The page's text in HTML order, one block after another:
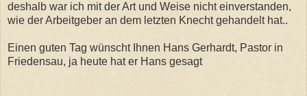
deshalb war ich mit der Art und Weise nicht einverstanden,
wie der Arbeitgeber an dem letzten Knecht gehandelt hat..
Einen guten Tag wünscht Ihnen Hans Gerhardt, Pastor in
Friedensau, ja heute hat er Hans gesagt